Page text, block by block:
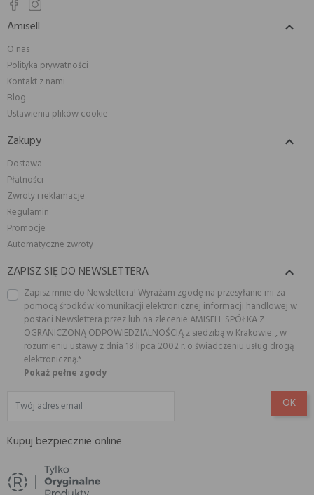
Amisell 
O nas
Polityka prywatności
Kontakt z nami
Blog
Ustawienia plików cookie
Zakupy 
Dostawa
Płatności
Zwroty i reklamacje
Regulamin
Promocje
Automatyczne zwroty
ZAPISZ SIĘ DO NEWSLETTERA 
Zapisz mnie do Newslettera! Wyrażam zgodę na przesyłanie mi za
pomocą środków komunikacji elektronicznej informacji handlowej w
postaci Newslettera przez lub na zlecenie AMISELL SPÓŁKA Z
OGRANICZONĄ ODPOWIEDZIALNOŚCIĄ z siedzibą w Krakowie. , w
rozumieniu ustawy z dnia 18 lipca 2002 r. o świadczeniu usług drogą
elektroniczną.*
Pokaż pełne zgody
Kupuj bezpiecznie online